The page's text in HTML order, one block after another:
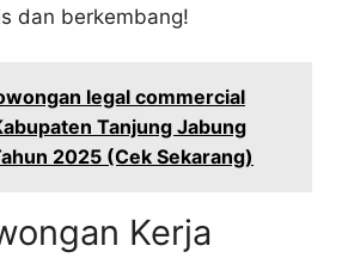
dan berkembang!
legal commercial
Tanjung Jabung
2025 (Cek Sekarang)
Kerja